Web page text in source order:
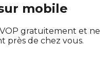
mobile
gratuitement et ne
près de chez vous.